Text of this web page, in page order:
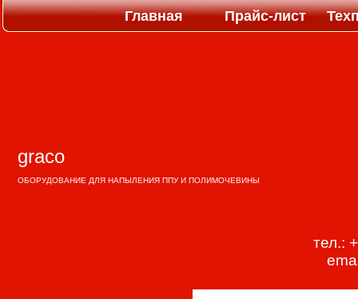
Перейти к основному содержанию
Главная Прайс-лист
graco
ОБОРУДОВАНИЕ ДЛЯ НАПЫЛЕНИЯ ППУ И ПОЛИМОЧЕВИНЫ
тел.: